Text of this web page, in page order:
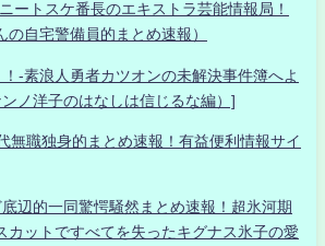
ートスケ番長のエキストラ芸能情報局！
の自宅警備員的まとめ速報）
-素浪人勇者カツオンの未解決事件簿へよ
ノ洋子のはなしは信じるな編）]
職独身的まとめ速報！有益便利情報サイ
辺的一同驚愕騒然まとめ速報！超氷河期
カットですべてを失ったキグナス氷子の愛